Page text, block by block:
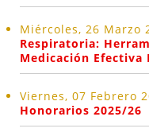
Miércoles, 26 Marzo
Respiratoria:
Medicación Efectiva
Viernes, 07 Febrero
Honorarios 2025/26